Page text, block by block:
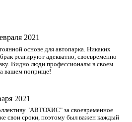
2021
основе для автопарка. Никаких
реагируют адекватно, своевременно
Видно люди профессионалы в своем
вашем поприще!
2021
"АВТОХИС" за своевременное
свои сроки, поэтому был важен каждый